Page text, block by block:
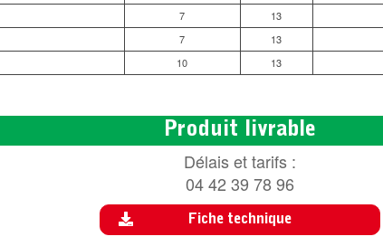
7 13
7 13
10 13
Produit livrable
Délais et tarifs :
04 42 39 78 96
Fiche technique